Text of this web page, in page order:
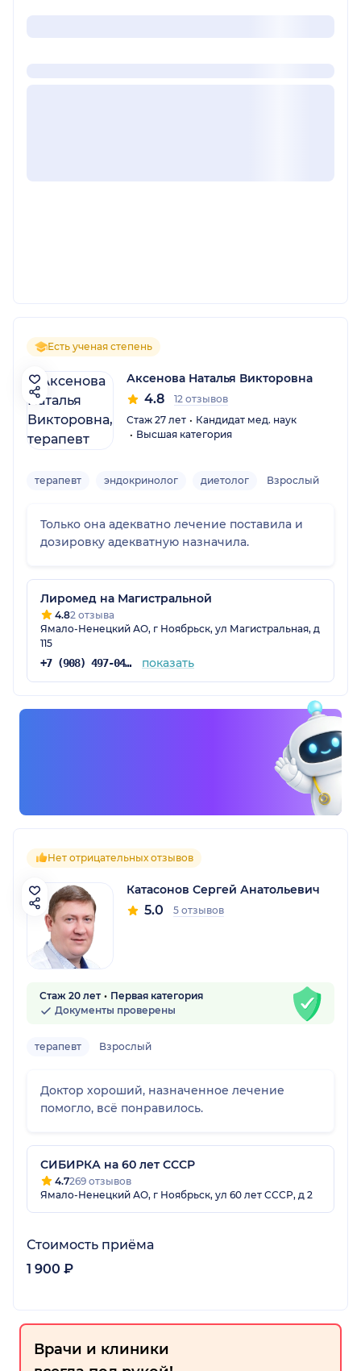
Есть ученая степень
Аксенова Наталья Викторовна
4.8
12 отзывов
Стаж 27 лет
Кандидат мед. наук
Высшая категория
терапевт эндокринолог диетолог Взрослый
Только она адекватно лечение поставила и
дозировку адекватную назначила.
Лиромед на Магистральной
4.82 отзыва
Ямало-Ненецкий АО, г Ноябрьск, ул Магистральная, д
115
+7 (908) 497-04-30 показать
Нет отрицательных отзывов
Катасонов Сергей Анатольевич
5.0 5 отзывов
Стаж 20 лет
Первая категория
Документы проверены
терапевт Взрослый
Доктор хороший, назначенное лечение
помогло, всё понравилось.
СИБИРКА на 60 лет СССР
4.7269 отзывов
Ямало-Ненецкий АО, г Ноябрьск, ул 60 лет СССР, д 2
Стоимость приёма
1 900 ₽
Врачи и клиники